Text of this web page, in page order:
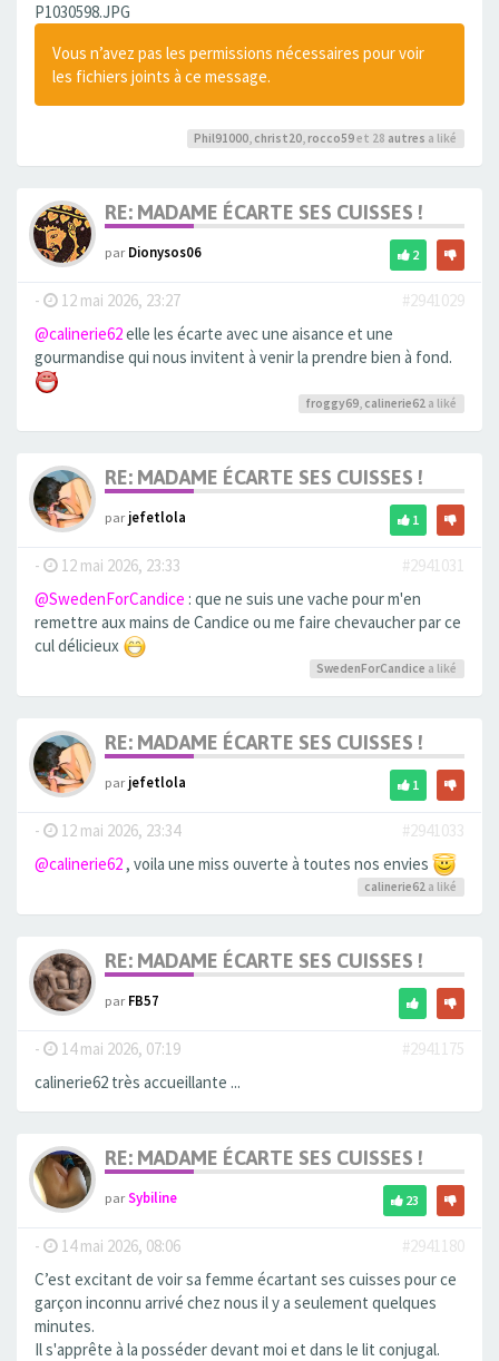
P1030598.JPG
Vous n’avez pas les permissions nécessaires pour voir
les fichiers joints à ce message.
Phil91000 christ20 rocco59et 28 autres a liké
RE: MADAME ÉCARTE SES CUISSES !
parDionysos06 2
- 12 mai 2026, 23:27
#2941029
@calinerie62elle les écarte avec une aisance et une
gourmandise qui nous invitent à venir la prendre bien à fond.
froggy69 calinerie62 a liké
RE: MADAME ÉCARTE SES CUISSES !
parjefetlola 1
- 12 mai 2026, 23:33
#2941031
@SwedenForCandice : que ne suis une vache pour m'en
remettre aux mains de Candice ou me faire chevaucher par ce
cul délicieux
SwedenForCandice a liké
RE: MADAME ÉCARTE SES CUISSES !
parjefetlola 1
- 12 mai 2026, 23:34
#2941033
@calinerie62, voila une miss ouverte à toutes nos envies
calinerie62 a liké
RE: MADAME ÉCARTE SES CUISSES !
parFB57
- 14 mai 2026, 07:19
#2941175
calinerie62 très accueillante ...
RE: MADAME ÉCARTE SES CUISSES !
parSybiline 23
- 14 mai 2026, 08:06
#2941180
C’est excitant de voir sa femme écartant ses cuisses pour ce
garçon inconnu arrivé chez nous il y a seulement quelques
minutes.
Il s'apprête à la posséder devant moi et dans le lit conjugal.